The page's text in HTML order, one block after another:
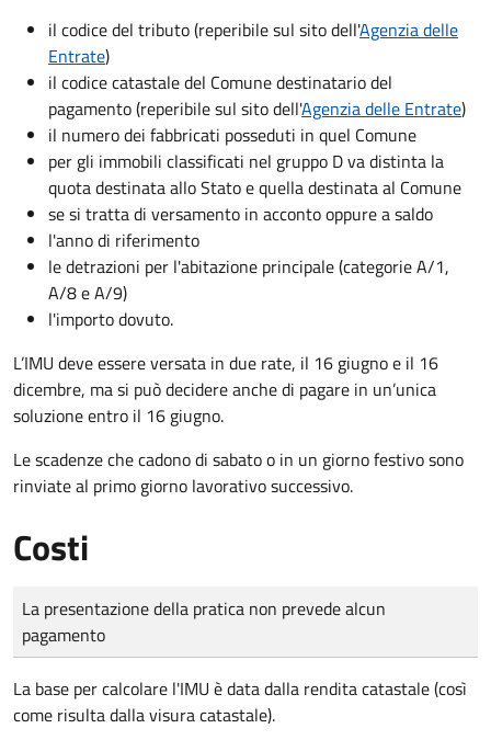
il codice del tributo(reperibile sul sito dell'Agenzia delle
Entrate)
il codice catastale del Comunedestinatario del
pagamento (reperibile sul sito dell'Agenzia delle Entrate)
il numero dei fabbricati posseduti in quel Comune
per gli immobili classificati nel gruppo D va distinta la
quota destinata allo Stato e quella destinata al Comune
se si tratta di versamento in acconto oppure a saldo
l'anno di riferimento
le detrazioni per l'abitazione principale (categorie A/1,
A/8 e A/9)
l'importo dovuto.
L’IMU deve essere versata in due rate, il 16 giugno e il 16
dicembre, ma si può decidere anche di pagare in un’unica
soluzione entro il 16 giugno.
Le scadenze che cadono di sabato o in un giorno festivo sono
rinviate al primo giorno lavorativo successivo.
Costi
Tipo di pagamento
Importo
La presentazione della pratica non prevede alcun
pagamento
La base per calcolare l'IMU è data dalla rendita catastale (così
come risulta dalla visura catastale).